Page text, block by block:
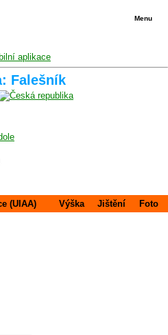
Menu
aplikace
Falešník
(UIAA) Výška Jištění
Foto